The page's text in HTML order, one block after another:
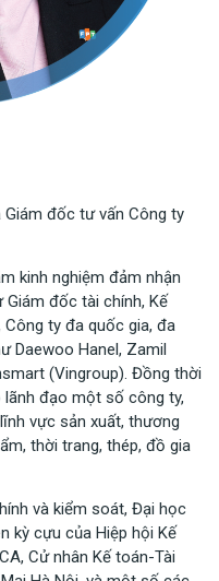
Giám đốc tư vấn Công ty
kinh nghiệm đảm nhận
Giám đốc tài chính, Kế
ty đa quốc gia, đa
Daewoo Hanel, Zamil
(Vingroup). Đồng thời
đạo một số công ty,
vực sản xuất, thương
thời trang, thép, đồ gia
và kiểm soát, Đại học
kỳ cựu của Hiệp hội Kế
Cử nhân Kế toán-Tài